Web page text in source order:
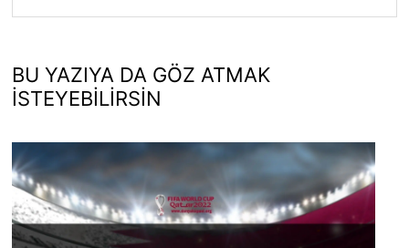
BU YAZIYA DA GÖZ ATMAK
İSTEYEBILIRSIN